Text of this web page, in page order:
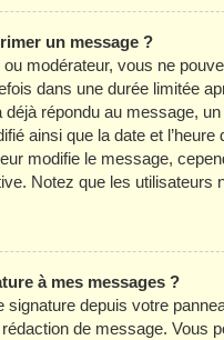
un message ?
ou modérateur, vous ne
dans une durée limitée
déjà répondu au message,
ainsi que la date et
modifie le message,
Notez que les
à mes messages ?
signature depuis votre
de message. Vous